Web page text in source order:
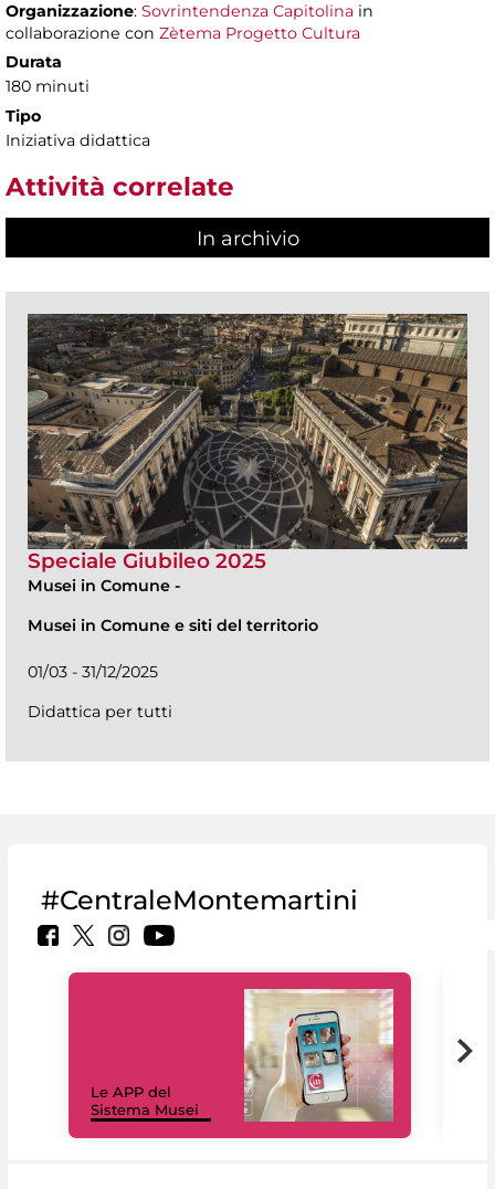
Organizzazione: Sovrintendenza Capitolina in
collaborazione con Zètema Progetto Cultura
Durata
180 minuti
Tipo
Iniziativa didattica
Attività correlate
In archivio
Speciale Giubileo 2025
Musei in Comune -
Musei in Comune e siti del territorio
01/03 - 31/12/2025
Didattica per tutti
#CentraleMontemartini
Le APP del
Sistema Musei